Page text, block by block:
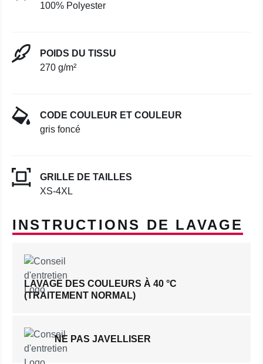
100% Polyester
POIDS DU TISSU
270 g/m²
CODE COULEUR ET COULEUR
gris foncé
GRILLE DE TAILLES
XS-4XL
INSTRUCTIONS DE LAVAGE
LAVAGE DES COULEURS À 40 °C
(TRAITEMENT NORMAL)
NE PAS JAVELLISER